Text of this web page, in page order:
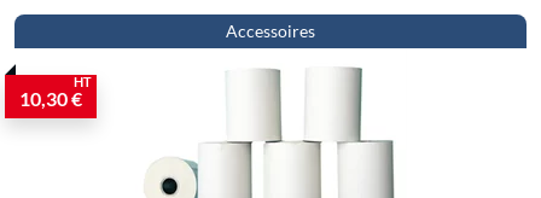
Accessoires
10,30 €
HT